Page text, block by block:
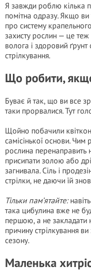
Я завжди роблю кілька
помітна одразу. Якщо ви
про систему
захисту рослин — це теж
волога і здоровий
стрілкування.
Що робити,
Буває й так, що ви все
таки прорвалися. Тут
Щойно побачили
самісінької основи.
рослина перенаправить
присипати золою або
загнивала. Сіль і
стрілки, не даючи їй
Тільки пам’ятайте:
така цибулина вже не
першою, а не закладати
причину стрілкування
сезону.
Маленька